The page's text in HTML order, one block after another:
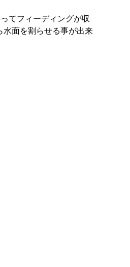
てフィーディングが収
水面を割らせる事が出来